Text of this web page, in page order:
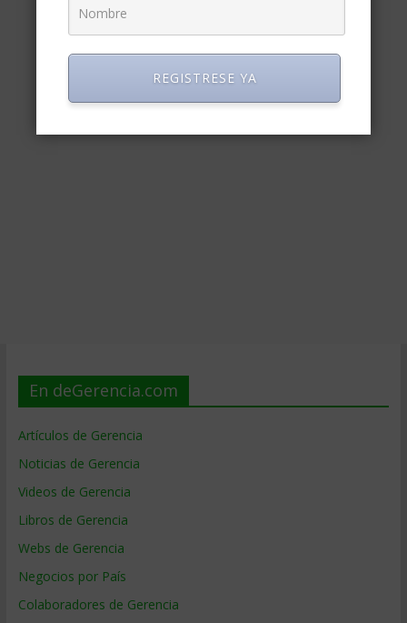
En deGerencia.com
Artículos de Gerencia
Noticias de Gerencia
Videos de Gerencia
Libros de Gerencia
Webs de Gerencia
Negocios por País
Colaboradores de Gerencia
REGISTRESE YA